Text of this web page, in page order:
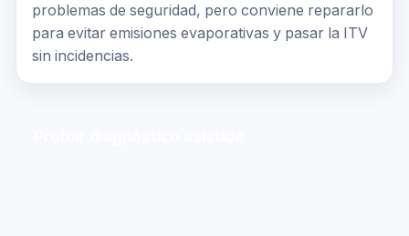
problemas de seguridad, pero conviene repararlo
para evitar emisiones evaporativas y pasar la ITV
sin incidencias.